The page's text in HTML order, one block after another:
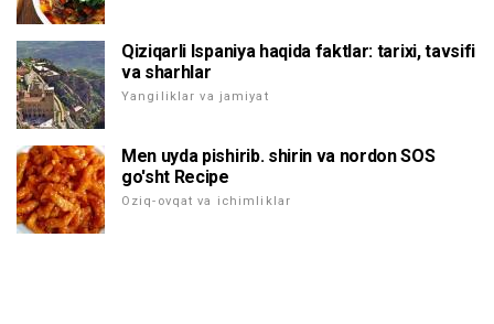
Qiziqarli Ispaniya haqida faktlar: tarixi, tavsifi
va sharhlar
Yangiliklar va jamiyat
Men uyda pishirib. shirin va nordon SOS
go'sht Recipe
Oziq-ovqat va ichimliklar